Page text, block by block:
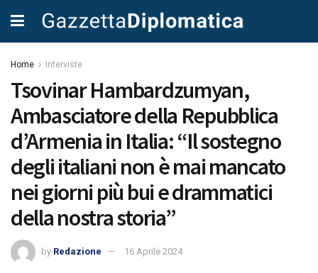
Home Interviste
Tsovinar Hambardzumyan,
Ambasciatore della Repubblica
d’Armenia in Italia: “Il sostegno
degli italiani non è mai mancato
nei giorni più bui e drammatici
della nostra storia”
by Redazione 16 Aprile 2024